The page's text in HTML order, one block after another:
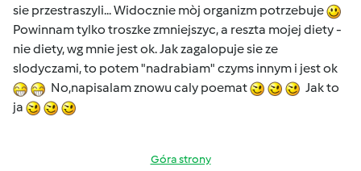
sie przestraszyli... Widocznie mòj organizm potrzebuje
Powinnam tylko troszke zmniejszyc, a reszta mojej diety -
nie diety, wg mnie jest ok. Jak zagalopuje sie ze
slodyczami, to potem "nadrabiam" czyms innym i jest ok
No,napisalam znowu caly poemat
Jak to
ja
Góra strony